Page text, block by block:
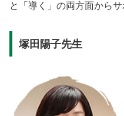
と「導く」の両方面から
塚田陽子先生